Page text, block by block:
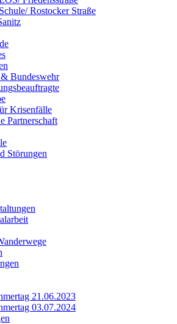
Rostocker Straße
Bundeswehr
Krisenfälle
Partnerschaft
Störungen
21.06.2023
03.07.2024